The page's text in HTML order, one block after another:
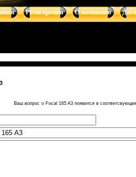
Регистрация О компании
Ваш вопрос о Focal 165 A3 появится в